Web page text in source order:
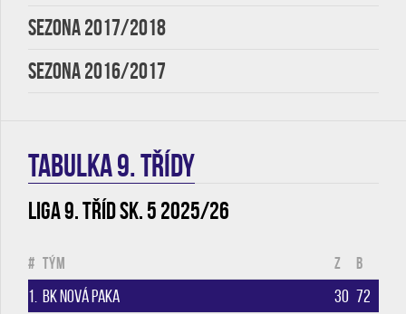
SEZONA 2017/2018
SEZONA 2016/2017
TABULKA 9. třídy
Liga 9. tříd sk. 5 2025/26
# Tým Z B
1. BK Nová Paka 30 72